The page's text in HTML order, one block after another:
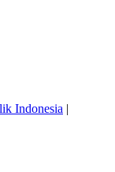
Indonesia |